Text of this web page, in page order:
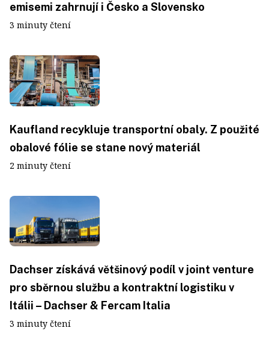
emisemi zahrnují i Česko a Slovensko
3 minuty čtení
Kaufland recykluje transportní obaly. Z použité
obalové fólie se stane nový materiál
2 minuty čtení
Dachser získává většinový podíl v joint venture
pro sběrnou službu a kontraktní logistiku v
Itálii – Dachser & Fercam Italia
3 minuty čtení